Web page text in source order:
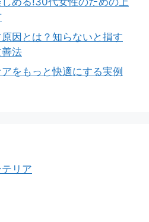
因とは？知らないと損す
法
をもっと快適にする実例
リア